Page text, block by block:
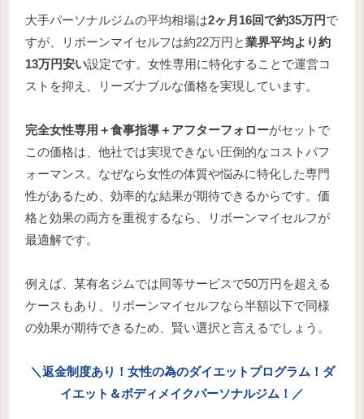
大手パーソナルジムの平均相場は2ヶ月16回で約35万円で
すが、リボーンマイセルフは約22万円と業界平均より約
13万円安い設定です。女性専用に特化することで運営コ
ストを抑え、リーズナブルな価格を実現しています。
完全女性専用＋食事指導＋アフターフォローがセットで
この価格は、他社では実現できない圧倒的なコストパフ
ォーマンス。なぜなら女性の体質や悩みに特化した専門
性があるため、効率的な結果が期待できるからです。価
格と効果の両方を重視するなら、リボーンマイセルフが
最適解です。
例えば、某有名ジムでは同等サービスで50万円を超える
ケースもあり、リボーンマイセルフなら半額以下で同様
の効果が期待できるため、賢い選択と言えるでしょう。
＼返金制度あり！女性の為のダイエットプログラム！ダ
イエット＆ボディメイクパーソナルジム！／